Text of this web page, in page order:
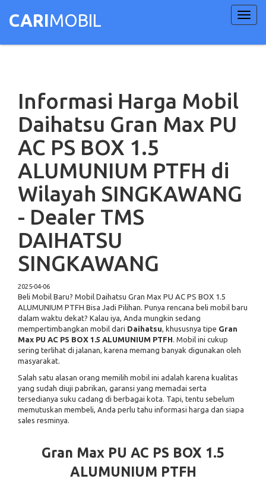
CARIMOBIL
Informasi Harga Mobil
Daihatsu Gran Max PU
AC PS BOX 1.5
ALUMUNIUM PTFH di
Wilayah SINGKAWANG
- Dealer TMS
DAIHATSU
SINGKAWANG
2025-04-06
Beli Mobil Baru? Mobil Daihatsu Gran Max PU AC PS BOX 1.5
ALUMUNIUM PTFH Bisa Jadi Pilihan. Punya rencana beli mobil baru
dalam waktu dekat? Kalau iya, Anda mungkin sedang
mempertimbangkan mobil dari Daihatsu, khususnya tipe Gran
Max PU AC PS BOX 1.5 ALUMUNIUM PTFH. Mobil ini cukup
sering terlihat di jalanan, karena memang banyak digunakan oleh
masyarakat.
Salah satu alasan orang memilih mobil ini adalah karena kualitas
yang sudah diuji pabrikan, garansi yang memadai serta
tersedianya suku cadang di berbagai kota. Tapi, tentu sebelum
memutuskan membeli, Anda perlu tahu informasi harga dan siapa
sales resminya.
Gran Max PU AC PS BOX 1.5
ALUMUNIUM PTFH